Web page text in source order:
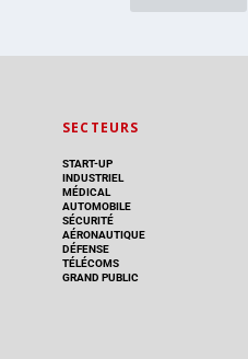
SECTEURS
START-UP
INDUSTRIEL
MÉDICAL
AUTOMOBILE
SÉCURITÉ
AÉRONAUTIQUE
DÉFENSE
TÉLÉCOMS
GRAND PUBLIC